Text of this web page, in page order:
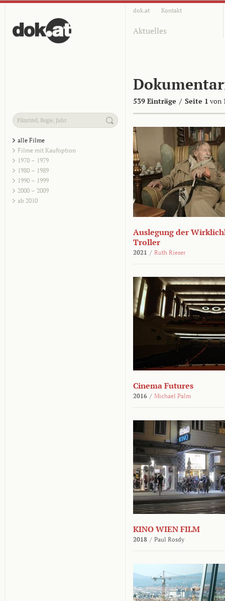
dok.at Kontakt
Aktuelles
539 Einträge / Seite 1 von
alle Filme
Filme mit Kaufoption
1970 – 1979
1980 – 1989
1990 – 1999
2000 – 2009
ab 2010
Auslegung der
Troller
2021 / Ruth Rieser
Cinema Futures
2016 / Michael Palm
KINO WIEN FILM
2018 / Paul Rosdy